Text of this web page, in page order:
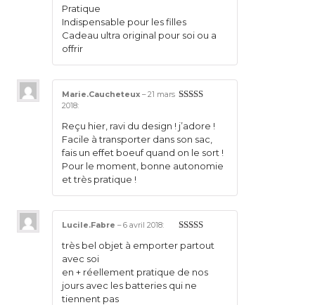
Pratique
Indispensable pour les filles
Cadeau ultra original pour soi ou a
offrir
Marie.Caucheteux –21 mars
2018:
Reçu hier, ravi du design ! j’adore !
Facile à transporter dans son sac,
fais un effet boeuf quand on le sort !
Pour le moment, bonne autonomie
et très pratique !
Lucile.Fabre –6 avril 2018:
très bel objet à emporter partout
avec soi
en + réellement pratique de nos
jours avec les batteries qui ne
tiennent pas